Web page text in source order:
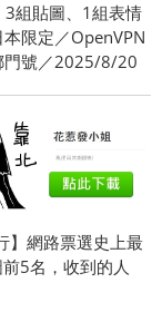
3組貼圖、1組表情
限定／OpenVPN
門號／2025/8/20
】網路票選史上最
5名，收到的人